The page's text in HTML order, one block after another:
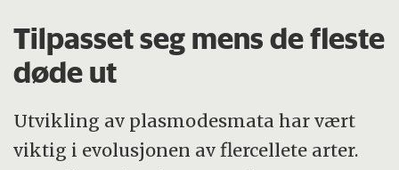
Tilpasset seg mens de fleste
døde ut
Utvikling av plasmodesmata har vært
viktig i evolusjonen av flercellete arter.